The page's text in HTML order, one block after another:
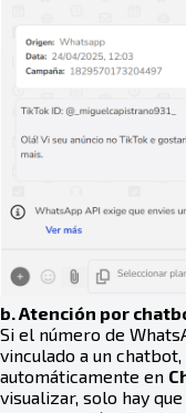
b. Atención por
Si el número de
vinculado a un
automáticamente en
visualizar, solo hay que